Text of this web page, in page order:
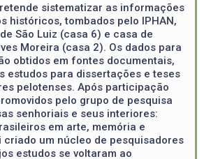
sistematizar as informações
históricos, tombados pelo IPHAN,
São Luiz (casa 6) e casa de
Moreira (casa 2). Os dados para
obtidos em fontes documentais,
estudos para dissertações e teses
pelotenses. Após participação
pelo grupo de pesquisa
senhoriais e seus interiores:
em arte, memória e
criado um núcleo de pesquisadores
estudos se voltaram ao